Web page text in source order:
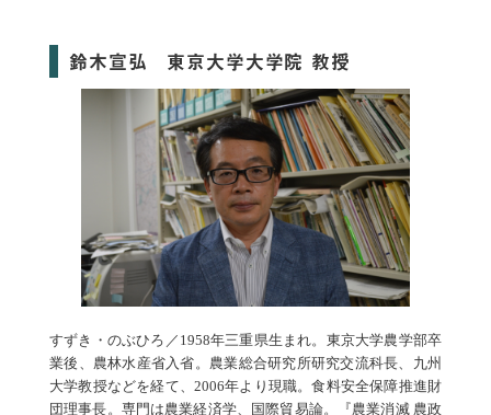
鈴木宣弘 東京大学大学院 教授
すずき・のぶひろ／1958年三重県生まれ。東京大学農学部卒
業後、農林水産省入省。農業総合研究所研究交流科長、九州
大学教授などを経て、2006年より現職。食料安全保障推進財
団理事長。専門は農業経済学、国際貿易論。『農業消滅 農政